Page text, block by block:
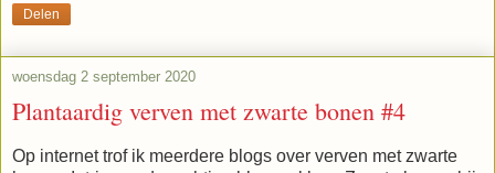
Delen
woensdag 2 september 2020
Plantaardig verven met zwarte bonen #4
Op internet trof ik meerdere blogs over verven met zwarte